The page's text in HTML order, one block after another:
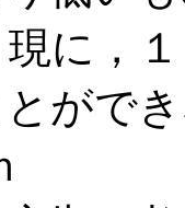
に，
がで